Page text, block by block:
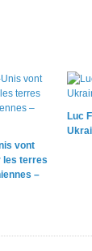
vont
les terres
–
Luc